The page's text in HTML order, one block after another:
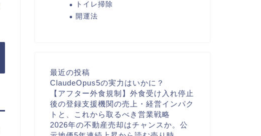
トイレ掃除
開運法
最近の投稿
ClaudeOpus5の実力はいかに？
【アフター外食規制】外食受け入れ停止
後の登録支援機関の売上・経営インパク
トと、これから取るべき営業戦略
2026年の不動産売却はチャンスか。公